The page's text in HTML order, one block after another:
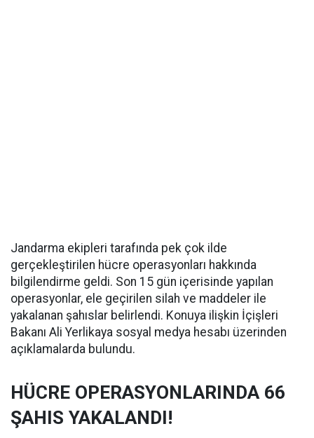
Jandarma ekipleri tarafında pek çok ilde
gerçekleştirilen hücre operasyonları hakkında
bilgilendirme geldi. Son 15 gün içerisinde yapılan
operasyonlar, ele geçirilen silah ve maddeler ile
yakalanan şahıslar belirlendi. Konuya ilişkin İçişleri
Bakanı Ali Yerlikaya sosyal medya hesabı üzerinden
açıklamalarda bulundu.
HÜCRE OPERASYONLARINDA 66
ŞAHIS YAKALANDI!